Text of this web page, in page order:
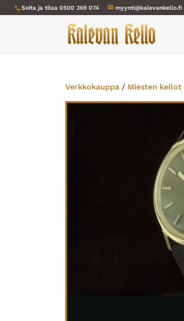
Soita ja tilaa 0500 369 074 myynti@kalevankello.fi
Verkkokauppa / Miesten kellot